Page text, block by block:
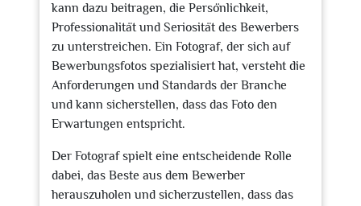
kann dazu beitragen, die Persönlichkeit,
Professionalität und Seriosität des Bewerbers
zu unterstreichen. Ein Fotograf, der sich auf
Bewerbungsfotos spezialisiert hat, versteht die
Anforderungen und Standards der Branche
und kann sicherstellen, dass das Foto den
Erwartungen entspricht.
Der Fotograf spielt eine entscheidende Rolle
dabei, das Beste aus dem Bewerber
herauszuholen und sicherzustellen, dass das